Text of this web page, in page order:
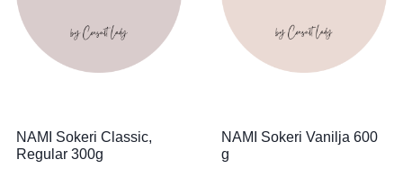
NAMI Sokeri Classic,
Regular 300g
NAMI Sokeri Vanilja 600
g